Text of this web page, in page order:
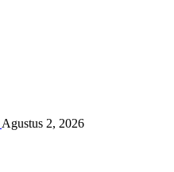
Agustus 2, 2026